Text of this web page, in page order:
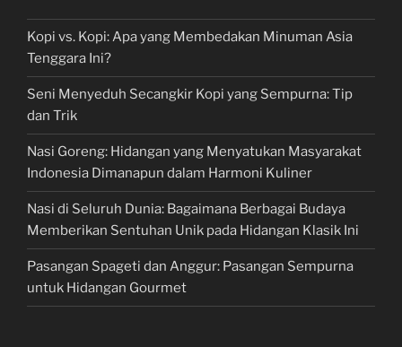
Kopi vs. Kopi: Apa yang Membedakan Minuman Asia
Tenggara Ini?
Seni Menyeduh Secangkir Kopi yang Sempurna: Tip
dan Trik
Nasi Goreng: Hidangan yang Menyatukan Masyarakat
Indonesia Dimanapun dalam Harmoni Kuliner
Nasi di Seluruh Dunia: Bagaimana Berbagai Budaya
Memberikan Sentuhan Unik pada Hidangan Klasik Ini
Pasangan Spageti dan Anggur: Pasangan Sempurna
untuk Hidangan Gourmet